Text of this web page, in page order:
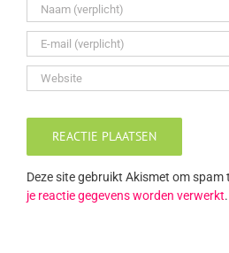
Deze site gebruikt Akismet om spam
je reactie gegevens worden verwerkt.